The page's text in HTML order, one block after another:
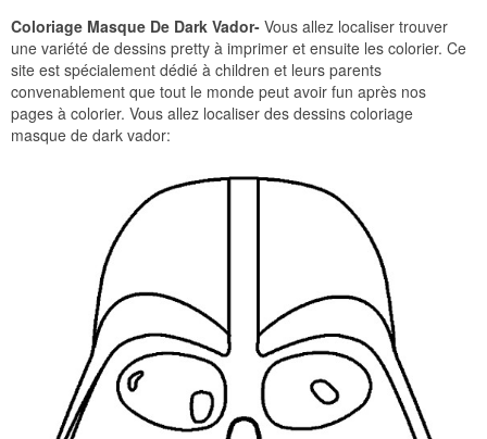
Coloriage Masque De Dark Vador- Vous allez localiser trouver
une variété de dessins pretty à imprimer et ensuite les colorier. Ce
site est spécialement dédié à children et leurs parents
convenablement que tout le monde peut avoir fun après nos
pages à colorier. Vous allez localiser des dessins coloriage
masque de dark vador: